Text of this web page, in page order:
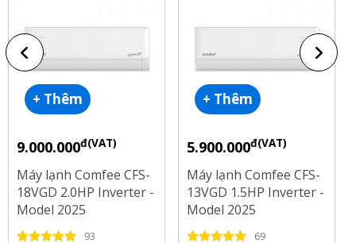
+ Thêm
9.000.000đ(VAT)
Máy lạnh Comfee CFS-
18VGD 2.0HP Inverter -
Model 2025
93
+ Thêm
5.900.000đ(VAT)
Máy lạnh Comfee CFS-
13VGD 1.5HP Inverter -
Model 2025
69